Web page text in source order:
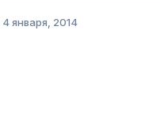
4 января, 2014